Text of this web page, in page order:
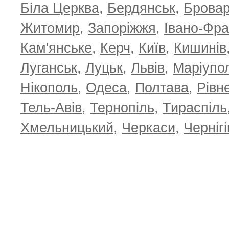
Біла Церква, Бердянськ,
Житомир, Запоріжжя, Івано-
Кам'янське, Керч, Київ, Кишинів
Луганськ, Луцьк, Львів,
Нікополь, Одеса, Полтава,
Тель-Авів, Тернопіль, Тираспіль
Хмельницький, Черкаси,